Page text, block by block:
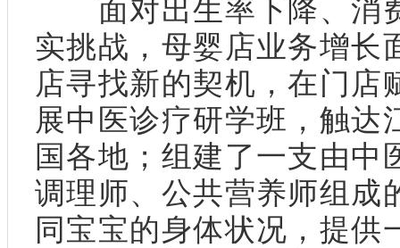
面对出生率下降、消
实挑战，母婴店业务增长
店寻找新的契机，在门店
展中医诊疗研学班，触达
国各地；组建了一支由中
调理师、公共营养师组成
同宝宝的身体状况，提供